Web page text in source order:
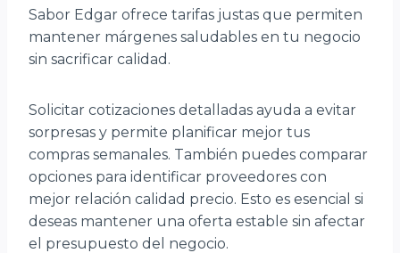
Sabor Edgar ofrece tarifas justas que permiten
mantener márgenes saludables en tu negocio
sin sacrificar calidad.
Solicitar cotizaciones detalladas ayuda a evitar
sorpresas y permite planificar mejor tus
compras semanales. También puedes comparar
opciones para identificar proveedores con
mejor relación calidad precio. Esto es esencial si
deseas mantener una oferta estable sin afectar
el presupuesto del negocio.